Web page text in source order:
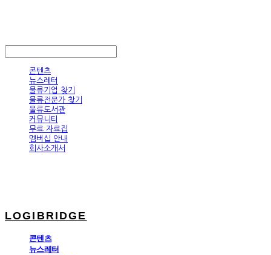
콘텐츠
뉴스레터
물류기업 찾기
물류전문가 찾기
물류도서관
커뮤니티
무료 자료집
멤버십 안내
회사소개서
LOGIBRIDGE
콘텐츠
뉴스레터